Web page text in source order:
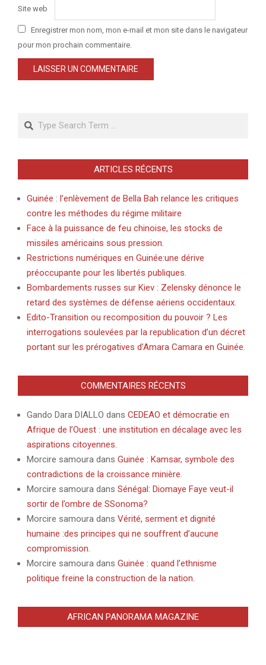
Site web
Enregistrer mon nom, mon e-mail et mon site dans le navigateur
pour mon prochain commentaire.
ARTICLES RÉCENTS
Guinée : l’enlèvement de Bella Bah relance les critiques
contre les méthodes du régime militaire
Face à la puissance de feu chinoise, les stocks de
missiles américains sous pression.
Restrictions numériques en Guinée:une dérive
préoccupante pour les libertés publiques.
Bombardements russes sur Kiev : Zelensky dénonce le
retard des systèmes de défense aériens occidentaux.
Edito-Transition ou recomposition du pouvoir ? Les
interrogations soulevées par la republication d’un décret
portant sur les prérogatives d’Amara Camara en Guinée.
COMMENTAIRES RÉCENTS
Gando Dara DIALLO dans CEDEAO et démocratie en
Afrique de l’Ouest : une institution en décalage avec les
aspirations citoyennes.
Morcire samoura dans Guinée : Kamsar, symbole des
contradictions de la croissance minière.
Morcire samoura dans Sénégal: Diomaye Faye veut-il
sortir de l’ombre de SSonoma?
Morcire samoura dans Vérité, serment et dignité
humaine :des principes qui ne souffrent d’aucune
compromission.
Morcire samoura dans Guinée : quand l’ethnisme
politique freine la construction de la nation.
AFRICAN PANORAMA MAGAZINE